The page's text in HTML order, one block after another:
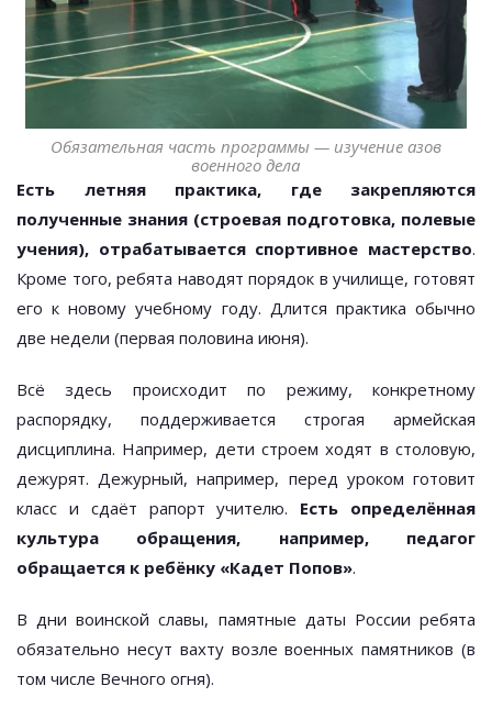
Обязательная часть программы — изучение азов
военного дела
Есть летняя практика, где закрепляются
полученные знания (строевая подготовка, полевые
учения), отрабатывается спортивное мастерство.
Кроме того, ребята наводят порядок в училище, готовят
его к новому учебному году. Длится практика обычно
две недели (первая половина июня).
Всё здесь происходит по режиму, конкретному
распорядку, поддерживается строгая армейская
дисциплина. Например, дети строем ходят в столовую,
дежурят. Дежурный, например, перед уроком готовит
класс и сдаёт рапорт учителю. Есть определённая
культура обращения, например, педагог
обращается к ребёнку «Кадет Попов».
В дни воинской славы, памятные даты России ребята
обязательно несут вахту возле военных памятников (в
том числе Вечного огня).